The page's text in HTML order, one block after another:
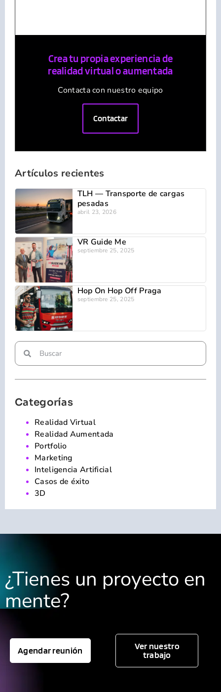
Crea tu propia experiencia de
realidad virtual o aumentada
Contacta con nuestro equipo
Contactar
Artículos recientes
TLH — Transporte de cargas
pesadas
abril 23, 2026
VR Guide Me
septiembre 25, 2025
Hop On Hop Off Praga
septiembre 25, 2025
Categorías
Realidad Virtual
Realidad Aumentada
Portfolio
Marketing
Inteligencia Artificial
Casos de éxito
3D
¿Tienes un proyecto en
mente?
Agendar reunión
Ver nuestro
trabajo